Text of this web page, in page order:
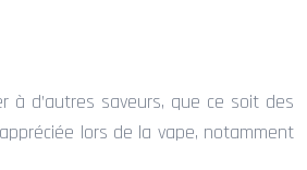
à d’autres saveurs, que ce soit des
lors de la vape, notamment